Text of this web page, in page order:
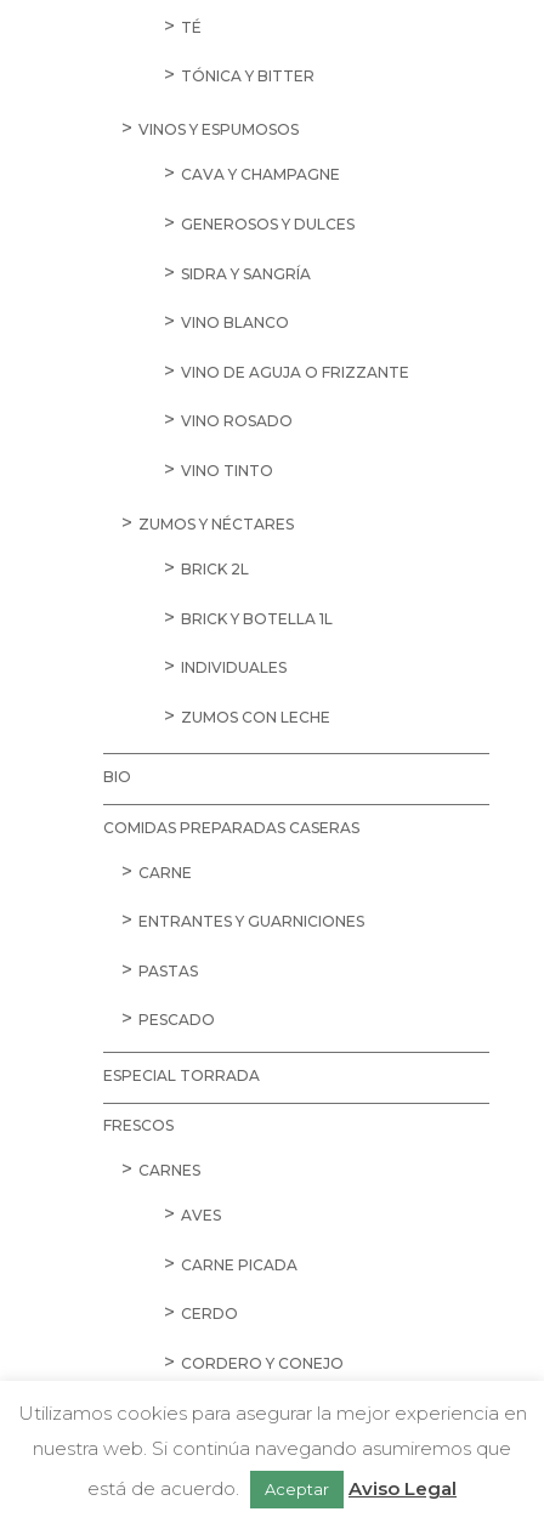
TÉ
TÓNICA Y BITTER
VINOS Y ESPUMOSOS
CAVA Y CHAMPAGNE
GENEROSOS Y DULCES
SIDRA Y SANGRÍA
VINO BLANCO
VINO DE AGUJA O FRIZZANTE
VINO ROSADO
VINO TINTO
ZUMOS Y NÉCTARES
BRICK 2L
BRICK Y BOTELLA 1L
INDIVIDUALES
ZUMOS CON LECHE
BIO
COMIDAS PREPARADAS CASERAS
CARNE
ENTRANTES Y GUARNICIONES
PASTAS
PESCADO
ESPECIAL TORRADA
FRESCOS
CARNES
AVES
CARNE PICADA
CERDO
CORDERO Y CONEJO
EMBUTIDOS
HAMBURGUESAS Y SALCHICHAS
PREPARADOS
w Chatea con nosotros
Utilizamos cookies para asegurar la mejor experiencia en
nuestra web. Si continúa navegando asumiremos que
está de acuerdo.
Aceptar Aviso Legal